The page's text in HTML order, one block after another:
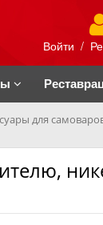
Войти /
для